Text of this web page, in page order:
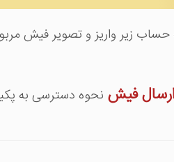
زیر واریز و تصویر فیش
نحوه دسترسی به